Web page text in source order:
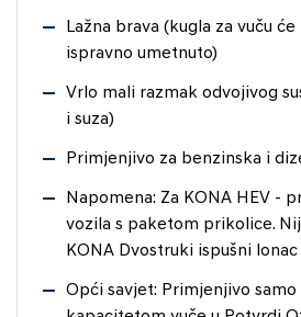
Lažna brava (kugla za vuču
ispravno umetnuto)
Vrlo mali razmak odvojivog
i suza)
Primjenjivo za benzinska i
Napomena: Za KONA HEV -
vozila s paketom prikolice.
KONA Dvostruki ispušni
Opći savjet: Primjenjivo samo